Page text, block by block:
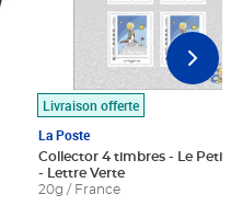
Livraison offerte
La Poste
Collector 4 timbres - Le Petit
- Lettre Verte
20g / France